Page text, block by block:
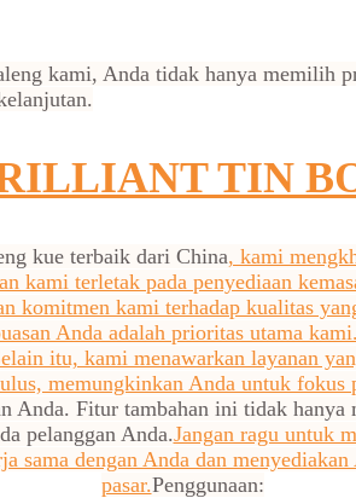
kami, Anda tidak hanya memilih
TIN
kue terbaik dari China, kami
kami terletak pada penyediaan
komitmen kami terhadap kualitas
Anda adalah prioritas utama
itu, kami menawarkan layanan
memungkinkan Anda untuk fokus
Anda. Fitur tambahan ini tidak
pelanggan Anda.Jangan ragu untuk
sama dengan Anda dan
pasar.Penggunaan: